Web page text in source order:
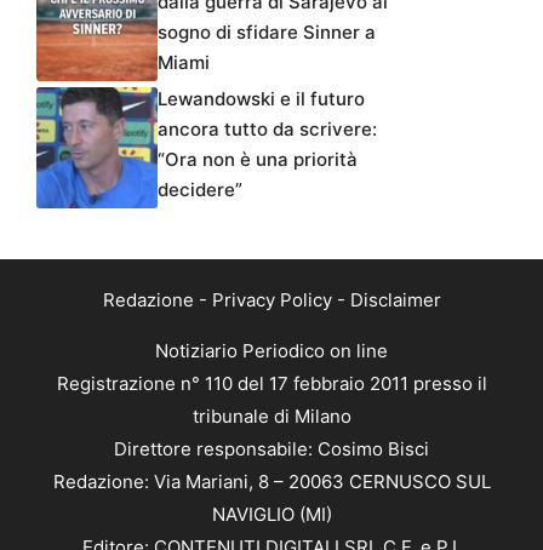
sogno di sfidare Sinner a
Miami
Lewandowski e il futuro
ancora tutto da scrivere:
“Ora non è una priorità
decidere”
Redazione - Privacy Policy- Disclaimer
Notiziario Periodico on line
Registrazione n° 110 del 17 febbraio 2011 presso il
tribunale di Milano
Direttore responsabile: Cosimo Bisci
Redazione: Via Mariani, 8 – 20063 CERNUSCO SUL
NAVIGLIO (MI)